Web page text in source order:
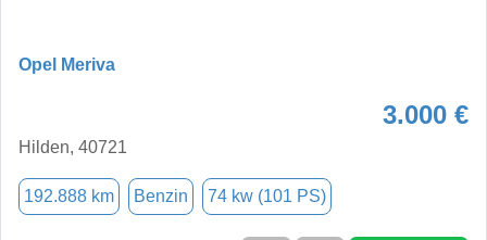
Opel Meriva
3.000 €
Hilden, 40721
192.888 km Benzin 74 kw (101 PS)